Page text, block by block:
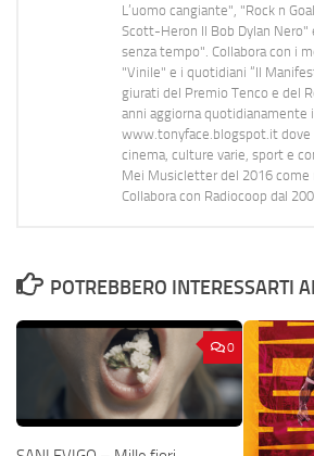
L’uomo cangiante", "Rock n
Scott-Heron Il Bob Dylan Nero"
senza tempo". Collabora con i
"Vinile" e i quotidiani “Il
giurati del Premio Tenco e del
anni aggiorna quotidianamente
www.tonyface.blogspot.it dove
cinema, culture varie, sport e
Mei Musicletter del 2016 come
Collabora con Radiocoop dal
POTREBBERO INTERESSARTI
0